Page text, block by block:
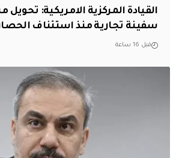
سفينة تجارية منذ استئناف
قبل 16 ساعة